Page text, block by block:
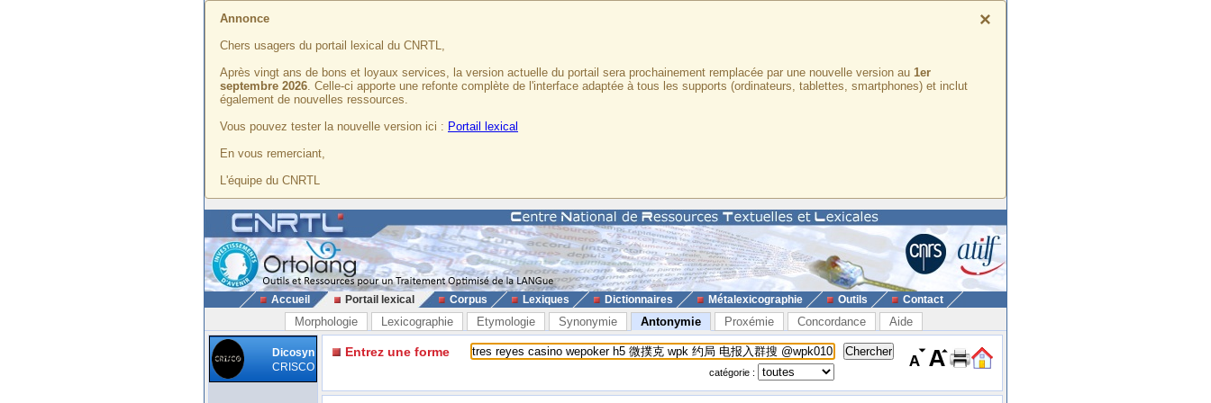
×
Annonce
Chers usagers du portail lexical du CNRTL,
Après vingt ans de bons et loyaux services, la version actuelle du portail sera prochainement remplacée par une nouvelle version au 1er
septembre 2026. Celle-ci apporte une refonte complète de l'interface adaptée à tous les supports (ordinateurs, tablettes, smartphones) et inclut
également de nouvelles ressources.
Vous pouvez tester la nouvelle version ici : Portail lexical
En vous remerciant,
L'équipe du CNRTL
Accueil Portail lexical Corpus Lexiques Dictionnaires Métalexicographie Outils Contact
Morphologie Lexicographie Etymologie Synonymie Antonymie Proxémie Concordance Aide
Dicosyn
CRISCO
Entrez une forme
catégorie :